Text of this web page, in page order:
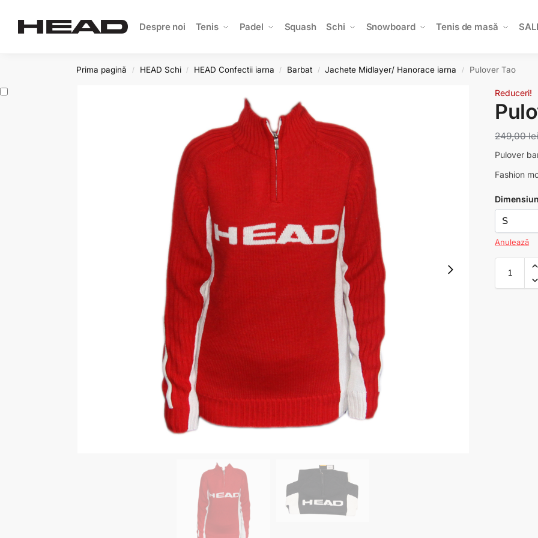
Despre noi Tenis Padel Squash Schi Snowboard Tenis de masă
Search
Prima pagină / HEAD Schi / HEAD Confectii iarna / Barbat / Jachete Midlayer/ Hanorace iarna / Pulover Tao
Reduceri!
249,00lei
Pulover
Fashion
Anulează